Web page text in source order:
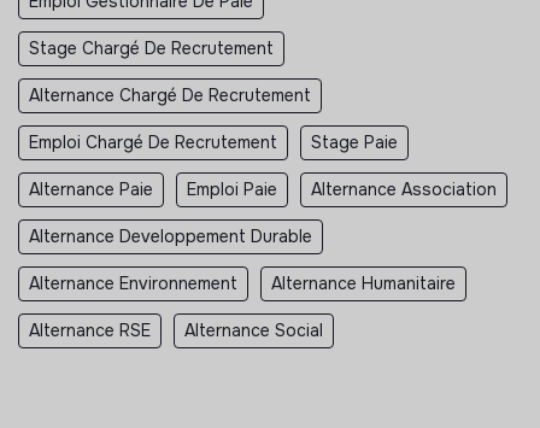
Stage Chargé De Recrutement
Alternance Chargé De Recrutement
Emploi Chargé De Recrutement Stage Paie
Alternance Paie Emploi Paie Alternance Association
Alternance Developpement Durable
Alternance Environnement Alternance Humanitaire
Alternance RSE Alternance Social